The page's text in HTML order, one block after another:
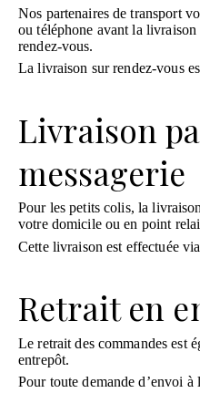
Nos partenaires de transport
ou téléphone avant la
rendez-vous.
La livraison sur rendez-vous
Livraison
messagerie
Pour les petits colis, la
votre domicile ou en point
Cette livraison est effectuée
Retrait en
Le retrait des commandes est
entrepôt.
Pour toute demande d’envoi à